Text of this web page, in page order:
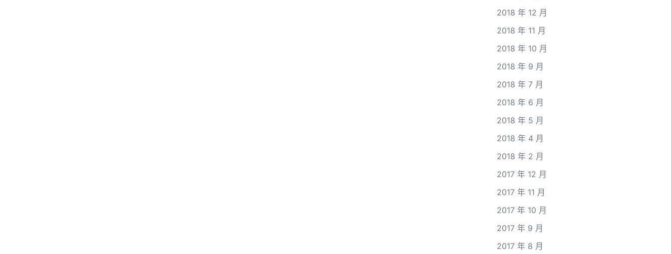
2018 年 12 月
2018 年 11 月
2018 年 10 月
2018 年 9 月
2018 年 7 月
2018 年 6 月
2018 年 5 月
2018 年 4 月
2018 年 2 月
2017 年 12 月
2017 年 11 月
2017 年 10 月
2017 年 9 月
2017 年 8 月